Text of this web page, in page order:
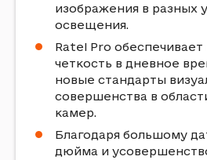
изображения в разных
освещения.
Ratel Pro
четкость в дневное
новые стандарты
совершенства в
камер.
Благодаря большому
дюйма и